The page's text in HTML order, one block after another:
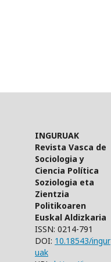
INGURUAK
Revista Vasca de
Sociologia y
Ciencia Política
Soziologia eta
Zientzia
Politikoaren
Euskal Aldizkaria
ISSN: 0214-791
DOI: 10.18543/ingur
uak